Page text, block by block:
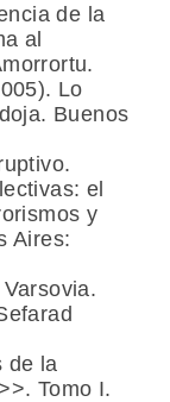
de la
al
Lo
Buenos
el
y
Aires:
de la
Tomo I.